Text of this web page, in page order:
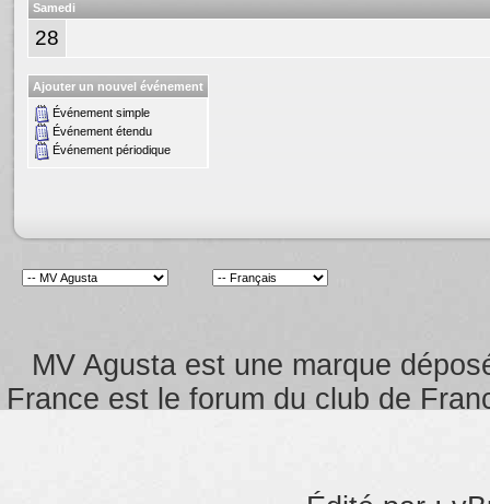
Samedi
28
Ajouter un nouvel événement
Événement simple
Événement étendu
Événement périodique
MV Agusta est une marque
France est le forum du club de